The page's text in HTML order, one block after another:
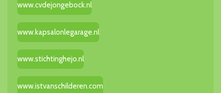
www.cvdejongebock.nl
www.kapsalonlegarage.nl
www.stichtinghejo.nl
www.istvanschilderen.com